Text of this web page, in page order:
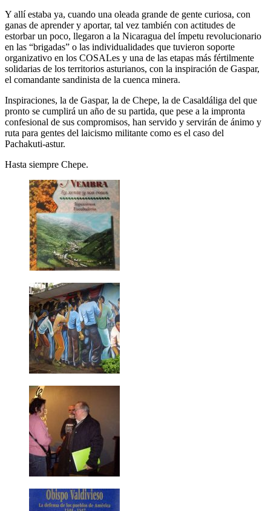
Y allí estaba ya, cuando una oleada grande de gente curiosa, con
ganas de aprender y aportar, tal vez también con actitudes de
estorbar un poco, llegaron a la Nicaragua del ímpetu revolucionario
en las “brigadas” o las individualidades que tuvieron soporte
organizativo en los COSALes y una de las etapas más fértilmente
solidarias de los territorios asturianos, con la inspiración de Gaspar,
el comandante sandinista de la cuenca minera.
Inspiraciones, la de Gaspar, la de Chepe, la de Casaldáliga del que
pronto se cumplirá un año de su partida, que pese a la impronta
confesional de sus compromisos, han servido y servirán de ánimo y
ruta para gentes del laicismo militante como es el caso del
Pachakuti-astur.
Hasta siempre Chepe.